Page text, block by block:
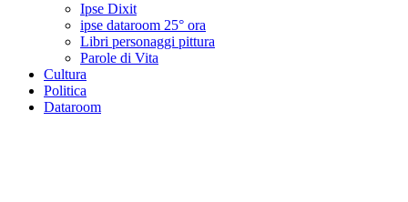
Ipse Dixit
ipse dataroom 25° ora
Libri personaggi pittura
Parole di Vita
Cultura
Politica
Dataroom